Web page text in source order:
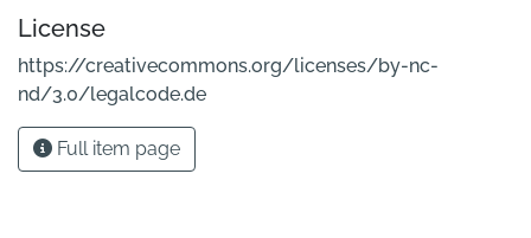
License
https://creativecommons.org/licenses/by-nc-
nd/3.0/legalcode.de
Full item page